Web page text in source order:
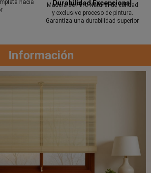
hacia
Durabilidad Excepcional
Madera de Pino Natural de calidad
y exclusivo proceso de pintura.
Garantiza una durabilidad superior
Información